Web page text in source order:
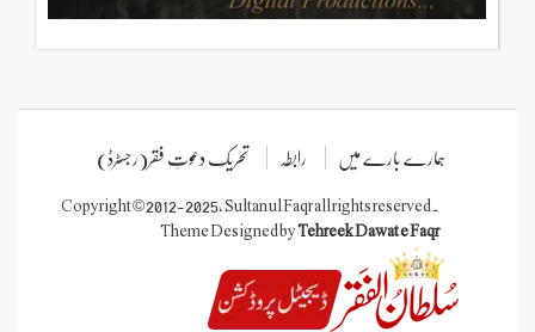
ہمارے بارے میں رابطہ تحریک دعوتِ فقر(رجسٹرڈ)
Copyright © 2012-2025, Sultan ul Faqr all rights reserved.
Theme Designed byTehreek Dawat e Faqr